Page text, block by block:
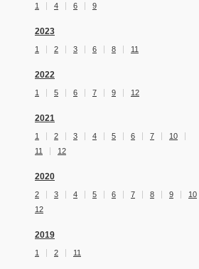
1 4 6 9
2023
1 2 3 6 8 11
2022
1 5 6 7 9 12
2021
1 2 3 4 5 6 7
10
11
12
2020
2 3 4 5 6 7 8 9
10
12
2019
1 2 11